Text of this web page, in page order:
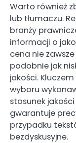
Warto również
lub tłumaczu.
branży
informacji o
cena nie
podobnie jak
jakości.
wyboru
stosunek
gwarantuje
przypadku
bezdyskusyjne.